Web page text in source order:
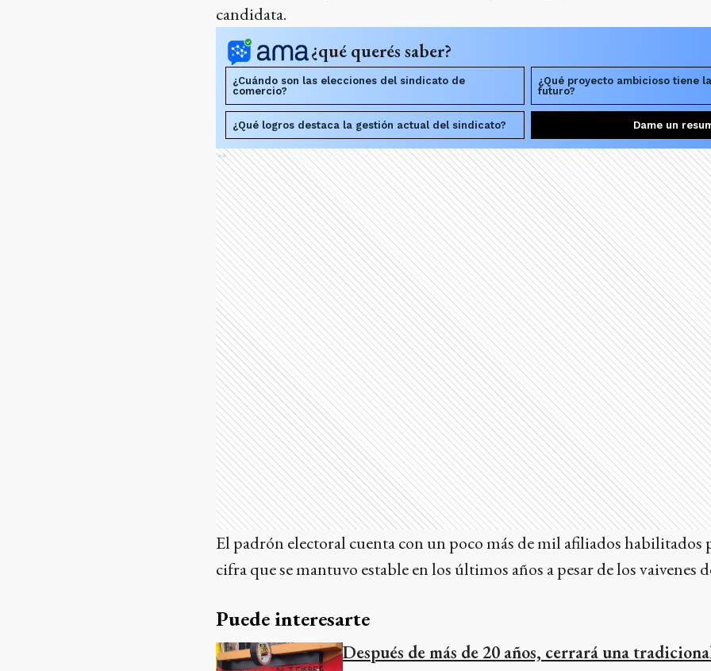
candidata.
¿qué querés saber?
¿Cuándo son las elecciones del sindicato de
comercio?
¿Qué proyecto ambicioso tiene
futuro?
¿Qué logros destaca la gestión actual del sindicato? Dame un
Ads
El padrón electoral cuenta con un poco más de mil afiliados habilitados
cifra que se mantuvo estable en los últimos años a pesar de los vaivenes
Puede interesarte
Después de más de 20 años, cerrará una